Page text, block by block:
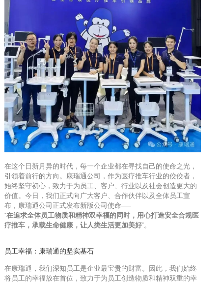
在这个日新月异的时代，每一个企业都在寻找自己的使命之光，
引领着前行的方向。康瑞通公司，作为医疗推车行业的佼佼者，
始终坚守初心，致力于为员工、客户、行业以及社会创造更大的
价值。今日，我们正式向广大客户、合作伙伴以及全体员工宣
布，康瑞通公司正式发布新版公司使命——
“在追求全体员工物质和精神双幸福的同时，用心打造安全合规医
疗推车，承载生命健康，让人类生活更加美好”。
员工幸福：康瑞通的坚实基石
在康瑞通，我们深知员工是企业最宝贵的财富。因此，我们始终
将员工的幸福放在首位，致力于为员工创造物质和精神双重的幸